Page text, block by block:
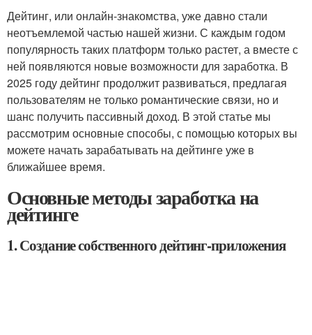
Дейтинг, или онлайн-знакомства, уже давно стали
неотъемлемой частью нашей жизни. С каждым годом
популярность таких платформ только растет, а вместе с
ней появляются новые возможности для заработка. В
2025 году дейтинг продолжит развиваться, предлагая
пользователям не только романтические связи, но и
шанс получить пассивный доход. В этой статье мы
рассмотрим основные способы, с помощью которых вы
можете начать зарабатывать на дейтинге уже в
ближайшее время.
Основные методы заработка на
дейтинге
1. Создание собственного дейтинг-приложения